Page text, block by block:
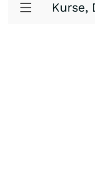
Kurse,